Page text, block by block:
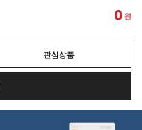
0원
관심상품